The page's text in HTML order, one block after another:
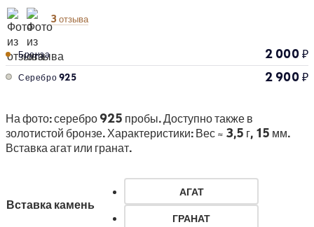
3 отзыва
Бронза 2 000₽
Серебро 925 2 900₽
На фото: серебро 925 пробы. Доступно также в
золотистой бронзе. Характеристики: Вес ≈ 3,5 г, 15 мм.
Вставка агат или гранат.
Вставка камень
АГАТ
ГРАНАТ